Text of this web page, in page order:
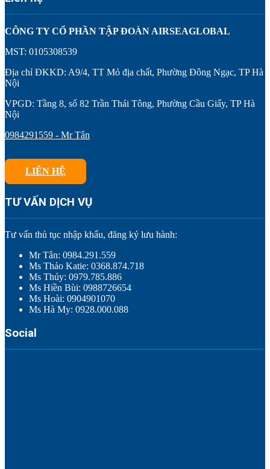
CÔNG TY CỔ PHẦN TẬP ĐOÀN AIRSEAGLOBAL
MST: 0105308539
Địa chỉ ĐKKD: A9/4, TT Mỏ địa chất, Phường Đông Ngạc, TP Hà
Nội
VPGD: Tầng 8, số 82 Trần Thái Tông, Phường Cầu Giấy, TP Hà
Nội
0984291559 - Mr Tân
LIÊN HỆ
TƯ VẤN DỊCH VỤ
Tư vấn thủ tục nhập khẩu, đăng ký lưu hành:
Mr Tân: 0984.291.559
Ms Thảo Katie: 0368.874.718
Ms Thúy: 0979.785.886
Ms Hiền Bùi: 0988726654
Ms Hoài: 0904901070
Ms Hà My: 0928.000.088
Social